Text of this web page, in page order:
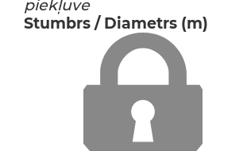
piekļuve
Stumbrs / Diametrs (m)